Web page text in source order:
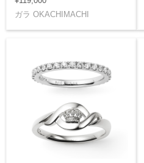
ガラ OKACHIMACHI